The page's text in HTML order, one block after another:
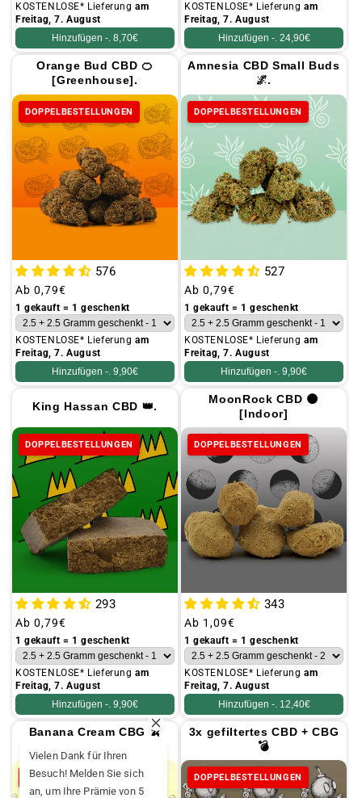
KOSTENLOSE* Lieferungam
Freitag, 7. August
Hinzufügen -. 8,70€
KOSTENLOSE* Lieferungam
Freitag, 7. August
Hinzufügen -. 24,90€
Orange Bud CBD 🍊
[Greenhouse].
DOPPELBESTELLUNGEN
576
Üblicher
Preis
Ab 0,79€
1 gekauft = 1 geschenkt
KOSTENLOSE* Lieferungam
Freitag, 7. August
Hinzufügen -. 9,90€
Amnesia CBD Small Buds
🌌.
DOPPELBESTELLUNGEN
527
Üblicher
Preis
Ab 0,79€
1 gekauft = 1 geschenkt
KOSTENLOSE* Lieferungam
Freitag, 7. August
Hinzufügen -. 9,90€
King Hassan CBD 👑.
DOPPELBESTELLUNGEN
293
Üblicher
Preis
Ab 0,79€
1 gekauft = 1 geschenkt
KOSTENLOSE* Lieferungam
Freitag, 7. August
Hinzufügen -. 9,90€
MoonRock CBD 🌑
[Indoor]
DOPPELBESTELLUNGEN
343
Üblicher
Preis
Ab 1,09€
1 gekauft = 1 geschenkt
KOSTENLOSE* Lieferungam
Freitag, 7. August
Hinzufügen -. 12,40€
Banana Cream CBG 🍌
DOPPELBESTELLUNGEN
3x gefiltertes CBD + CBG
💣
DOPPELBESTELLUNGEN
Vielen Dank für Ihren
Besuch! Melden Sie sich
an, um Ihre Prämie von 5